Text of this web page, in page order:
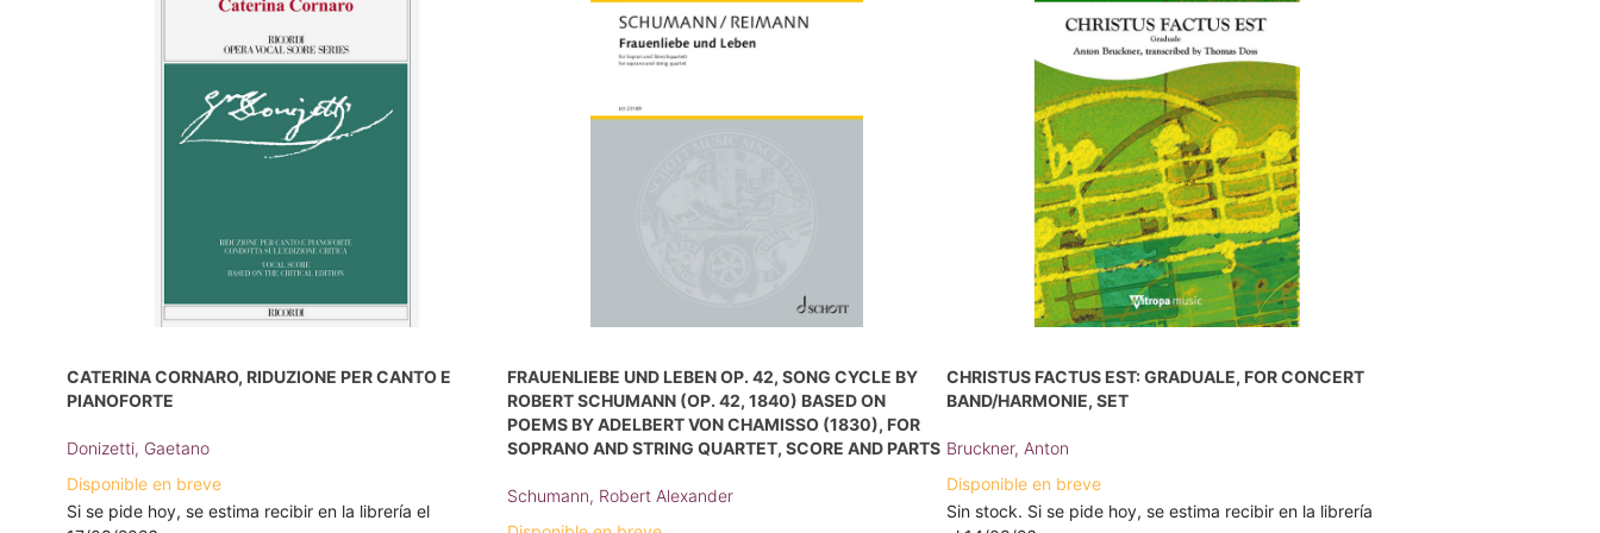
CATERINA CORNARO, RIDUZIONE PER CANTO E
PIANOFORTE
Donizetti, Gaetano
Disponible en breve
Si se pide hoy, se estima recibir en la librería el
FRAUENLIEBE UND LEBEN OP. 42, SONG CYCLE BY
ROBERT SCHUMANN (OP. 42, 1840) BASED ON
POEMS BY ADELBERT VON CHAMISSO (1830), FOR
SOPRANO AND STRING QUARTET, SCORE AND PARTS
Schumann, Robert Alexander
CHRISTUS FACTUS EST: GRADUALE, FOR CONCERT
BAND/HARMONIE, SET
Bruckner, Anton
Disponible en breve
Sin stock. Si se pide hoy, se estima recibir en la librería